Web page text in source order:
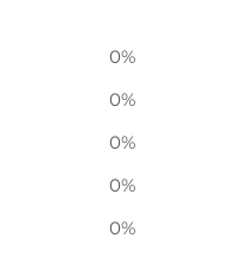
0%
0%
0%
0%
0%